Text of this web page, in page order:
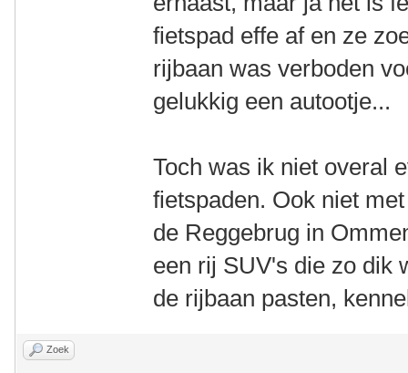
fietspad effe af en ze
rijbaan was verboden
gelukkig een autootje...
Toch was ik niet overal
fietspaden. Ook niet
de Reggebrug in
een rij SUV's die zo dik
de rijbaan pasten,
Zoek